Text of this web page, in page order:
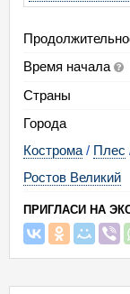
26.09.26Сб-
10.10.26 - 11.10
24.10.26
07.11.26
Время начала
Страны
Города
Кострома / Плес
Ростов Великий
ПРИГЛАСИ НА